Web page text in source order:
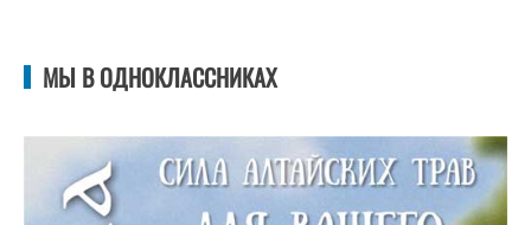
МЫ В ОДНОКЛАССНИКАХ